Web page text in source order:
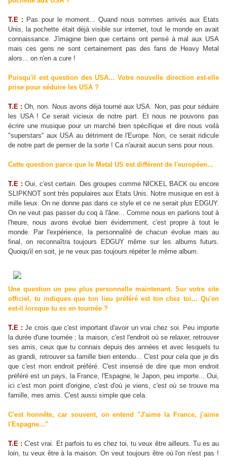
T.E : Pas pour le moment... Quand nous sommes arrivés aux Etats
Unis, la pochette était déjà visible sur internet, tout le monde en avait
connaissance. J'imagine bien que certains ont pensé à mal aux USA
mais ces gens ne sont certainement pas des fans de Heavy Metal
alors... on n'en a cure !
Puisqu'il est question des USA... Votre nouvelle direction est-elle
prise pour séduire les USA ?
T.E : Oh, non. Nous avons déjà tourné aux USA. Non, pas pour séduire
les USA ! Ce serait vicieux de notre part. Et nous ne pouvons pas
écrire une musique pour un marché bien spécifique et dire nous voilà
"superstars" aux USA au détriment de l'Europe. Non, ce serait ridicule
de notre part de penser de la sorte ! Ca n'aurait aucun sens pour nous.
Cette question parce que le Metal US est différent de l'européen...
T.E : Oui, c'est certain. Des groupes comme NICKEL BACK ou encore
SLIPKNOT sont très populaires aux Etats Unis. Notre musique en est à
mille lieux. On ne donne pas dans ce style et ce ne serait plus EDGUY.
On ne veut pas passer du coq à l'âne... Comme nous en parlions tout à
l'heure, nous avons évolué bien évidemment, c'est propre à tout le
monde. Par l'expérience, la personnalité de chacun évolue mais au
final, on reconnaîtra toujours EDGUY même sur les albums futurs.
Quoiqu'il en soit, je ne veux pas toujours répéter le même album.
Une question un peu plus personnelle maintenant. Sur votre site
officiel, tu indiques que ton lieu préféré est ton chez toi... Qu'en
est-il lorsque tu es en tournée ?
T.E : Je crois que c'est important d'avoir un vrai chez soi. Peu importe
la durée d'une tournée ; la maison, c'est l'endroit où se relaxer, retrouver
ses amis, ceux que tu connais depuis des années et avec lesquels tu
as grandi, retrouver sa famille bien entendu... C'est pour cela que je dis
que c'est mon endroit préféré. C'est insensé de dire que mon endroit
préféré est un pays, la France, l'Espagne, le Japon, peu importe... Oui,
ici c'est mon point d'origine, c'est d'où je viens, c'est où se trouve ma
famille, mes amis. C'est aussi simple que cela.
C'est honnête, car souvent, on entend "J'aime la France, j'aime
l'Espagne..."
T.E : C'est vrai. Et parfois tu es chez toi, tu veux être ailleurs. Tu es au
loin, tu veux être à la maison. On veut toujours être où l'on n'est pas !